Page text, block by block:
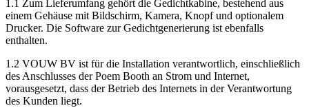
1.1 Zum Lieferumfang gehört die Gedichtkabine, bestehend aus
einem Gehäuse mit Bildschirm, Kamera, Knopf und optionalem
Drucker. Die Software zur Gedichtgenerierung ist ebenfalls
enthalten.
1.2 VOUW BV ist für die Installation verantwortlich, einschließlich
des Anschlusses der Poem Booth an Strom und Internet,
vorausgesetzt, dass der Betrieb des Internets in der Verantwortung
des Kunden liegt.